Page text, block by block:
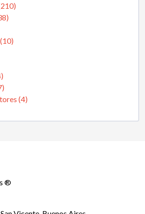
(4)
®